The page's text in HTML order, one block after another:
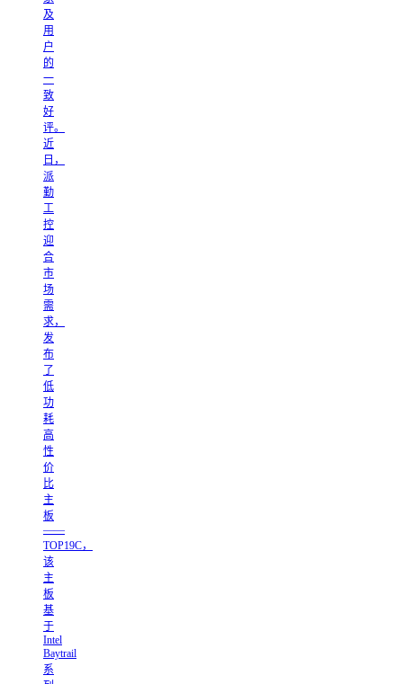
及
用
户
的
一
致
好
评。
近
日，
派
勤
工
控
迎
合
市
场
需
求，
发
布
了
低
功
耗
高
性
价
比
主
板
——
TOP19C，
该
主
板
基
于
Intel
Baytrail
系